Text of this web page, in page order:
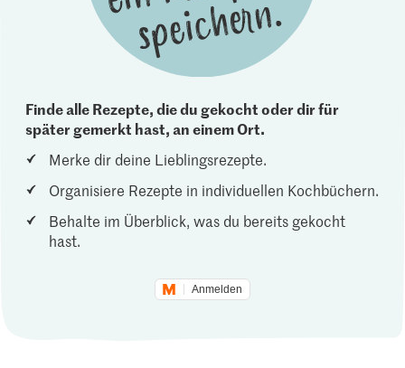
Finde alle Rezepte, die du gekocht oder dir für
später gemerkt hast, an einem Ort.
Merke dir deine Lieblingsrezepte.
Organisiere Rezepte in individuellen Kochbüchern.
Behalte im Überblick, was du bereits gekocht
hast.
Anmelden